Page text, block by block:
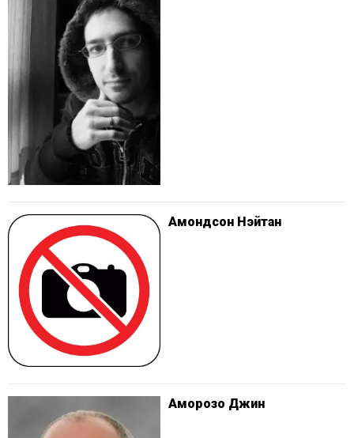
Амондсон Нэйтан
Аморозо Джин